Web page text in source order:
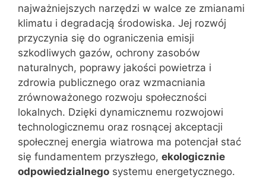
najważniejszych narzędzi w walce ze zmianami
klimatu i degradacją środowiska. Jej rozwój
przyczynia się do ograniczenia emisji
szkodliwych gazów, ochrony zasobów
naturalnych, poprawy jakości powietrza i
zdrowia publicznego oraz wzmacniania
zrównoważonego rozwoju społeczności
lokalnych. Dzięki dynamicznemu rozwojowi
technologicznemu oraz rosnącej akceptacji
społecznej energia wiatrowa ma potencjał stać
się fundamentem przyszłego, ekologicznie
odpowiedzialnego systemu energetycznego.